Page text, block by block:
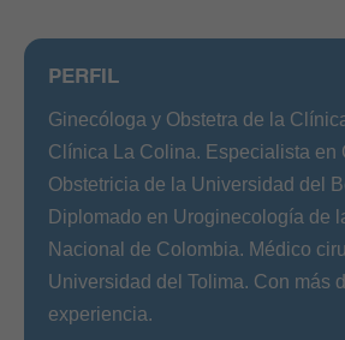
PERFIL
Ginecóloga y Obstetra de la
Clínica La Colina. Especialista en
Obstetricia de la Universidad del
Diplomado en Uroginecología de
Nacional de Colombia. Médico
Universidad del Tolima. Con más
experiencia.